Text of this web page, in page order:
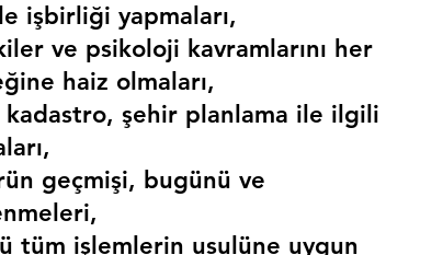
işbirliği yapmaları,
ve psikoloji kavramlarını her
haiz olmaları,
kadastro, şehir planlama ile ilgili
geçmişi, bugünü ve
tüm işlemlerin usulüne uygun